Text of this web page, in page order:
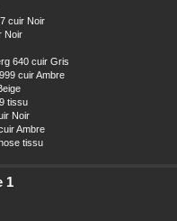
cuir Noir
Noir
640 cuir Gris
cuir Ambre
tissu
Noir
Ambre
tissu
1